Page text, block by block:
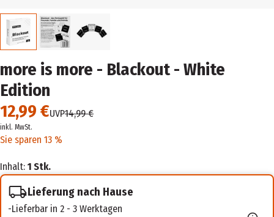
more is more - Blackout - White
Edition
12,99 €UVP14,99 €
inkl. MwSt.
Sie sparen 13 %
Inhalt: 1 Stk.
Lieferung nach Hause
Lieferbar in 2 - 3 Werktagen